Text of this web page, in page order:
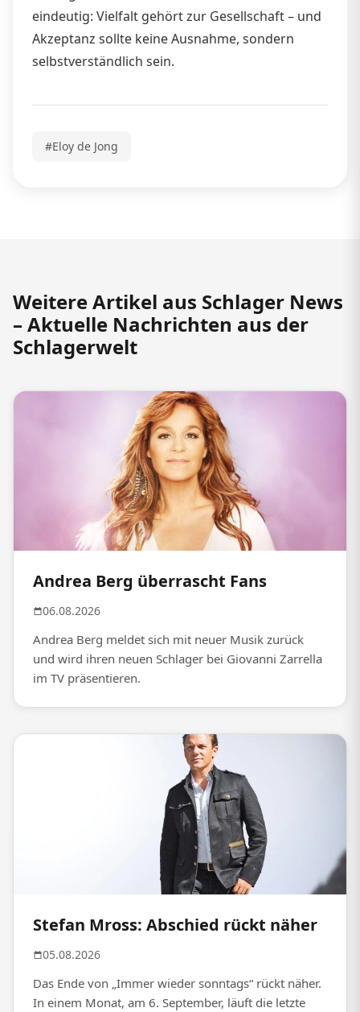
eindeutig: Vielfalt gehört zur Gesellschaft – und
Akzeptanz sollte keine Ausnahme, sondern
selbstverständlich sein.
#Eloy de Jong
Weitere Artikel aus Schlager News
– Aktuelle Nachrichten aus der
Schlagerwelt
Andrea Berg überrascht Fans
06.08.2026
Andrea Berg meldet sich mit neuer Musik zurück
und wird ihren neuen Schlager bei Giovanni Zarrella
im TV präsentieren.
Stefan Mross: Abschied rückt näher
05.08.2026
Das Ende von „Immer wieder sonntags“ rückt näher.
In einem Monat, am 6. September, läuft die letzte